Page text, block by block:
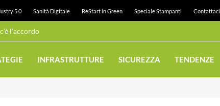
5.0 Sanità Digitale ReStart in Green Speciale Stampanti Contattaci
l’accordo
INFRASTRUTTURE SICUREZZA TENDENZE